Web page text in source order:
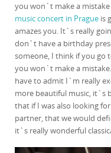
you won`t make a
music concert in Prague is
amazes you. It`s really
don`t have a birthday
someone, I think if you go
you won`t make a
have to admit I`m really
more beautiful music, it`s
that if I was also looking
partner, that we would
it`s really wonderful